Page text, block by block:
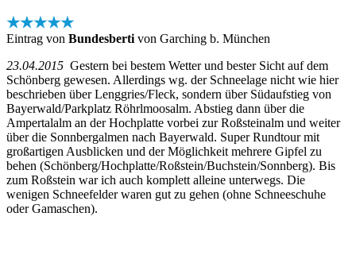
★★★★★
Eintrag von Bundesberti von Garching b. München
23.04.2015 Gestern bei bestem Wetter und bester Sicht auf dem
Schönberg gewesen. Allerdings wg. der Schneelage nicht wie hier
beschrieben über Lenggries/Fleck, sondern über Südaufstieg von
Bayerwald/Parkplatz Röhrlmoosalm. Abstieg dann über die
Ampertalalm an der Hochplatte vorbei zur Roßsteinalm und weiter
über die Sonnbergalmen nach Bayerwald. Super Rundtour mit
großartigen Ausblicken und der Möglichkeit mehrere Gipfel zu
behen (Schönberg/Hochplatte/Roßstein/Buchstein/Sonnberg). Bis
zum Roßstein war ich auch komplett alleine unterwegs. Die
wenigen Schneefelder waren gut zu gehen (ohne Schneeschuhe
oder Gamaschen).